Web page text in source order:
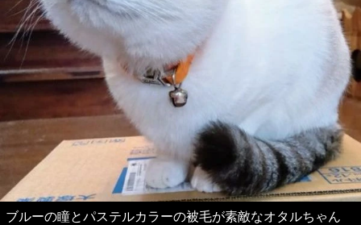
ブルーの瞳とパステルカラーの被毛が素敵なオタルちゃん